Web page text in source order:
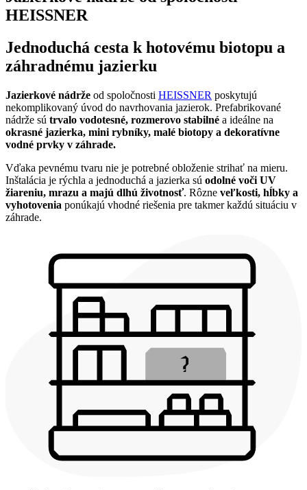
HEISSNER
Jednoduchá cesta k hotovému biotopu a
záhradnému jazierku
Jazierkové nádrže od spoločnosti HEISSNER poskytujú
nekomplikovaný úvod do navrhovania jazierok. Prefabrikované
nádrže sú trvalo vodotesné, rozmerovo stabilné a ideálne na
okrasné jazierka, mini rybníky, malé biotopy a dekoratívne
vodné prvky v záhrade.
Vďaka pevnému tvaru nie je potrebné obloženie strihať na mieru.
Inštalácia je rýchla a jednoduchá a jazierka sú odolné voči UV
žiareniu, mrazu a majú dlhú životnosť. Rôzne veľkosti, hĺbky a
vyhotovenia ponúkajú vhodné riešenia pre takmer každú situáciu v
záhrade.